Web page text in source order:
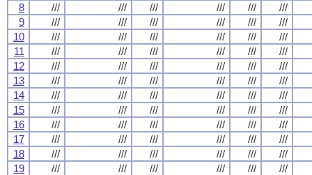
8
/// /// /// /// ///
///
9
/// /// /// /// ///
///
10
/// /// /// /// ///
///
11
/// /// /// /// ///
///
12
/// /// /// /// ///
///
13
/// /// /// /// ///
///
14
/// /// /// /// ///
///
15
/// /// /// /// ///
///
16
/// /// /// /// ///
///
17
/// /// /// /// ///
///
18
/// /// /// /// ///
///
19
/// /// /// /// ///
///